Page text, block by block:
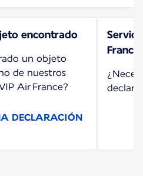
encontrado
un objeto
de nuestros
Air France?
DECLARACIÓN
France